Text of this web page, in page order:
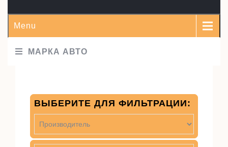
Menu
МАРКА АВТО
ВЫБЕРИТЕ ДЛЯ ФИЛЬТРАЦИИ: